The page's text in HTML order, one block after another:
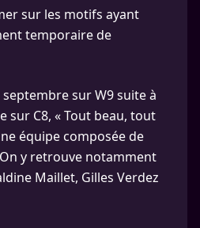
sur les motifs ayant
temporaire de
sur W9 suite à
sur C8, « Tout beau, tout
équipe composée de
y retrouve notamment
Maillet, Gilles Verdez